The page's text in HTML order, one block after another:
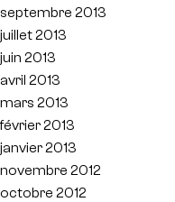
septembre 2013
juillet 2013
juin 2013
avril 2013
mars 2013
février 2013
janvier 2013
novembre 2012
octobre 2012